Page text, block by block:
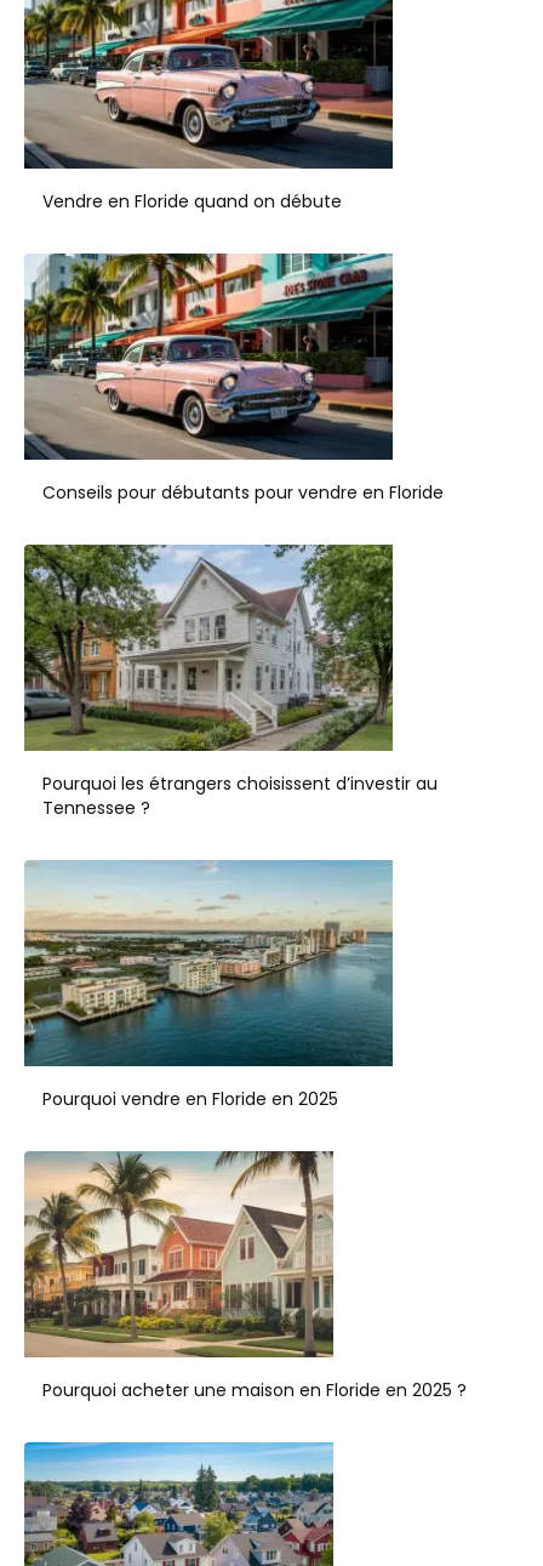
Vendre en Floride quand on débute
Conseils pour débutants pour vendre en Floride
Pourquoi les étrangers choisissent d’investir au
Tennessee ?
Pourquoi vendre en Floride en 2025
Pourquoi acheter une maison en Floride en 2025 ?